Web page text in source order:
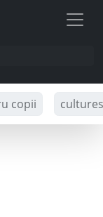
copii